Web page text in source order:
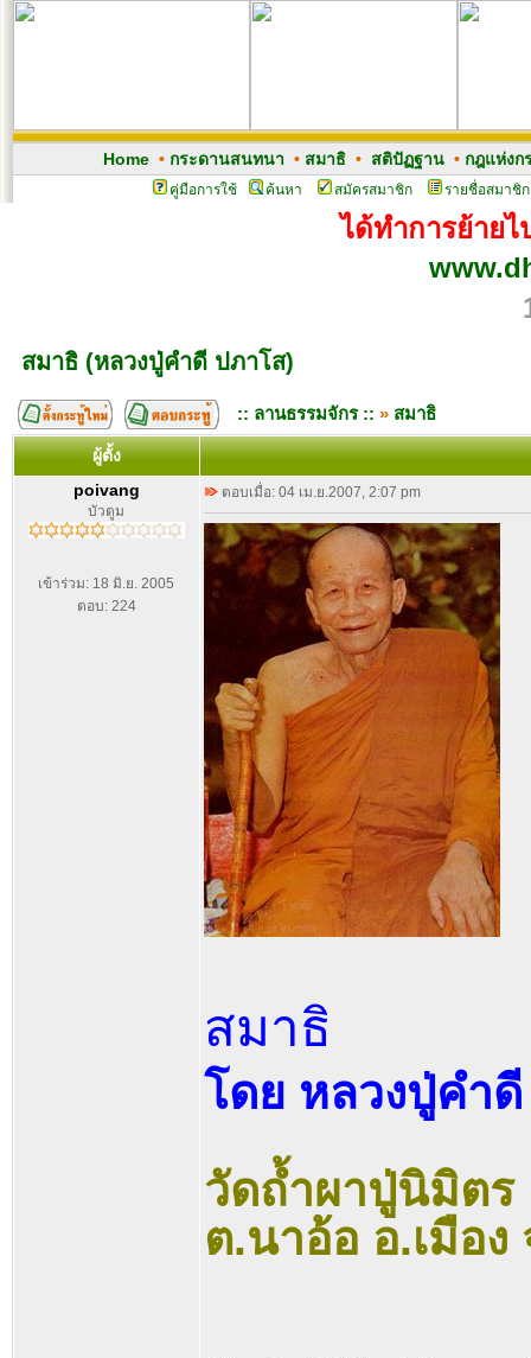
Home •กระดานสนทนา • สมาธิ • สติปัฏฐาน •กฎแห่งก
คู่มือการใช้ ค้นหา สมัครสมาชิก รายชื่อสมาชิก
ได้ทำการย้าย
สมาธิ (หลวงปู่คำดี ปภาโส)
:: ลานธรรมจักร :: » สมาธิ
ผู้ตั้ง
poivang
บัวตูม
เข้าร่วม: 18 มิ.ย. 2005
ตอบ: 224
ตอบเมื่อ: 04 เม.ย.2007, 2:07 pm
สมาธิ
โดย หลวงปู่คำ
วัดถ้ำผาปู่นิมิตร
ต.นาอ้อ อ.เมือง